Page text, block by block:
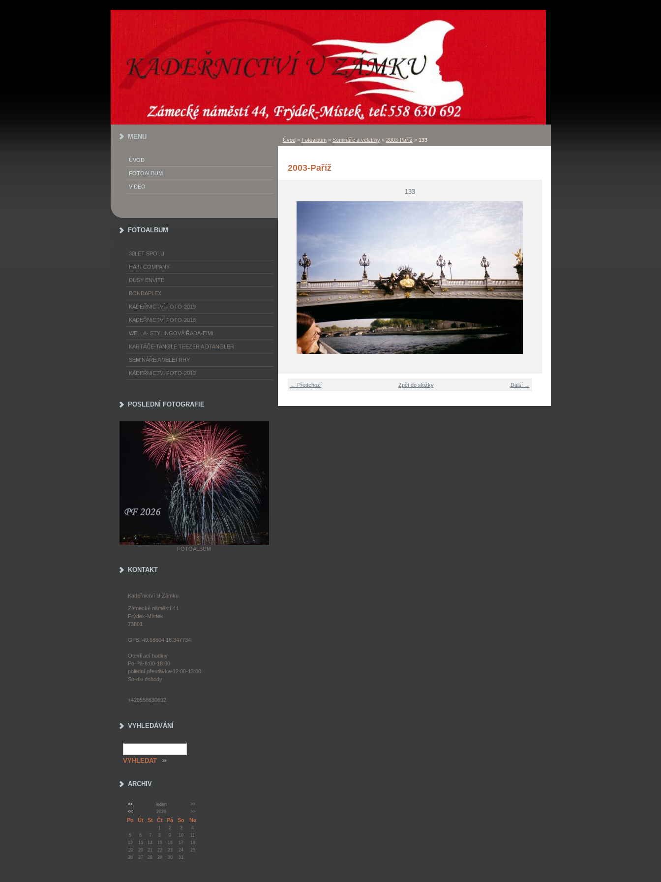
Úvod» Fotoalbum» Semináře a veletrhy» 2003-Paříž » 133
2003-Paříž
133
← Předchozí Další →
Zpět do složky
MENU
ÚVOD
FOTOALBUM
VIDEO
FOTOALBUM
30LET SPOLU
HAIR COMPANY
DUSY ENVITÉ
BONDAPLEX
KADEŘNICTVÍ FOTO-2019
KADEŘNICTVÍ FOTO-2018
WELLA- STYLINGOVÁ ŘADA-EIMI
KARTÁČE-TANGLE TEEZER A DTANGLER
SEMINÁŘE A VELETRHY
KADEŘNICTVÍ FOTO-2013
POSLEDNÍ FOTOGRAFIE
FOTOALBUM
KONTAKT
Kadeřnictví U Zámku
Zámecké náměstí 44
Frýdek-Místek
73801
GPS: 49.68604 18.347734
Otevírací hodiny
Po-Pá-8:00-18:00
polední přestávka-12:00-13:00
So-dle dohody
+420558630692
VYHLEDÁVÁNÍ
ARCHIV
<< leden
>>
<<
2026 >>
Po Út St Čt Pá So Ne
1 2 3
4
5
6 7 8 9 10
11
12
13 14 15 16 17
18
19
20 21 22 23 24
25
26
27 28 29 30 31